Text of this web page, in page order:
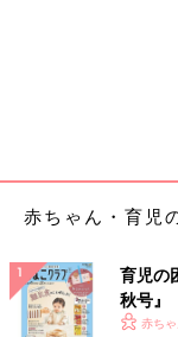
赤ちゃん・育児
育児の
秋号』
いっぱ
赤ち